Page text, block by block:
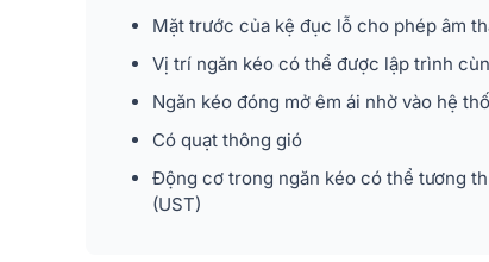
Mặt trước của kệ đục lỗ cho phép âm
Vị trí ngăn kéo có thể được lập trình
Ngăn kéo đóng mở êm ái nhờ vào hệ
Có quạt thông gió
Động cơ trong ngăn kéo có thể tương
(UST)